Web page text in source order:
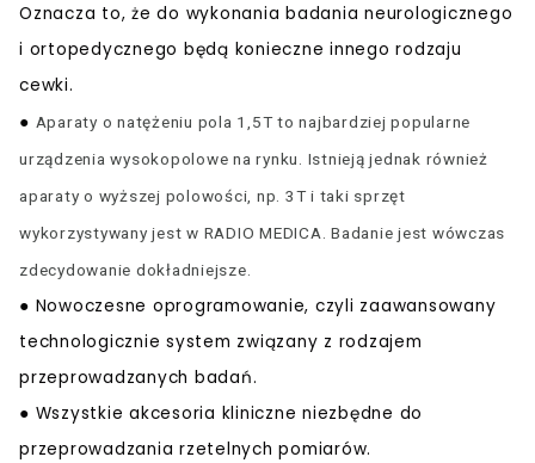
Oznacza to, że do wykonania badania neurologicznego
i ortopedycznego będą konieczne innego rodzaju
cewki.
● Aparaty o natężeniu pola 1,5T to najbardziej popularne
urządzenia wysokopolowe na rynku. Istnieją jednak również
aparaty o wyższej polowości, np. 3T i taki sprzęt
wykorzystywany jest w RADIO MEDICA. Badanie jest wówczas
zdecydowanie dokładniejsze.
● Nowoczesne oprogramowanie, czyli zaawansowany
technologicznie system związany z rodzajem
przeprowadzanych badań.
● Wszystkie akcesoria kliniczne niezbędne do
przeprowadzania rzetelnych pomiarów.